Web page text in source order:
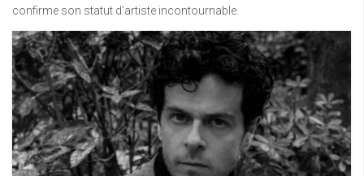
confirme son statut d’artiste incontournable.